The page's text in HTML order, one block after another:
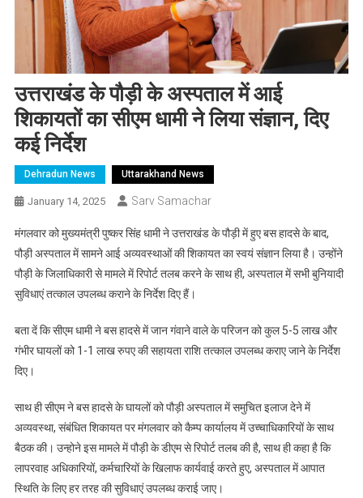
उत्तराखंड के पौड़ी के अस्पताल में आई
शिकायतों का सीएम धामी ने लिया संज्ञान, दिए
कई निर्देश
Dehradun News Uttarakhand News
January 14, 2025 Sarv Samachar
मंगलवार को मुख्यमंत्री पुष्कर सिंह धामी ने उत्तराखंड के पौड़ी में हुए बस हादसे के बाद,
पौड़ी अस्पताल में सामने आई अव्यवस्थाओं की शिकायत का स्वयं संज्ञान लिया है। उन्होंने
पौड़ी के जिलाधिकारी से मामले में रिपोर्ट तलब करने के साथ ही, अस्पताल में सभी बुनियादी
सुविधाएं तत्काल उपलब्ध कराने के निर्देश दिए हैं।
बता दें कि सीएम धामी ने बस हादसे में जान गंवाने वाले के परिजन को कुल 5-5 लाख और
गंभीर घायलों को 1-1 लाख रुपए की सहायता राशि तत्काल उपलब्ध कराए जाने के निर्देश
दिए।
साथ ही सीएम ने बस हादसे के घायलों को पौड़ी अस्पताल में समुचित इलाज देने में
अव्यवस्था, संबंधित शिकायत पर मंगलवार को कैम्प कार्यालय में उच्चाधिकारियों के साथ
बैठक की। उन्होने इस मामले में पौड़ी के डीएम से रिपोर्ट तलब की है, साथ ही कहा है कि
लापरवाह अधिकारियों, कर्मचारियों के खिलाफ कार्यवाई करते हुए, अस्पताल में आपात
स्थिति के लिए हर तरह की सुविधाएं उपलब्ध कराई जाए।